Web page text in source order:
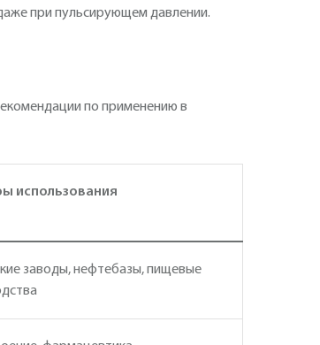
при пульсирующем давлении.
по применению в
использования
заводы, нефтебазы, пищевые